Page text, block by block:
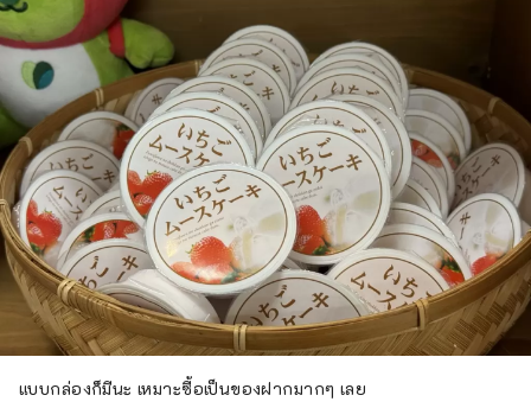
แบบกล่องก็มีนะ เหมาะซื้อเป็นของฝากมากๆ เลย